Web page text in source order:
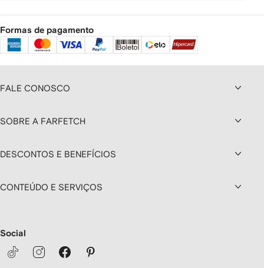
Formas de pagamento
FALE CONOSCO
SOBRE A FARFETCH
DESCONTOS E BENEFÍCIOS
CONTEÚDO E SERVIÇOS
Social